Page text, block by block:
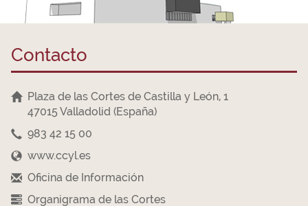
Contacto
Plaza de las Cortes de Castilla y León, 1
47015 Valladolid (España)
983 42 15 00
www.ccyl.es
Oficina de Información
Organigrama de las Cortes